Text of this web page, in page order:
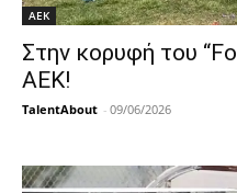
ΑΕΚ
Στην κορυφή του
ΑΕΚ!
TalentAbout - 09/06/2026